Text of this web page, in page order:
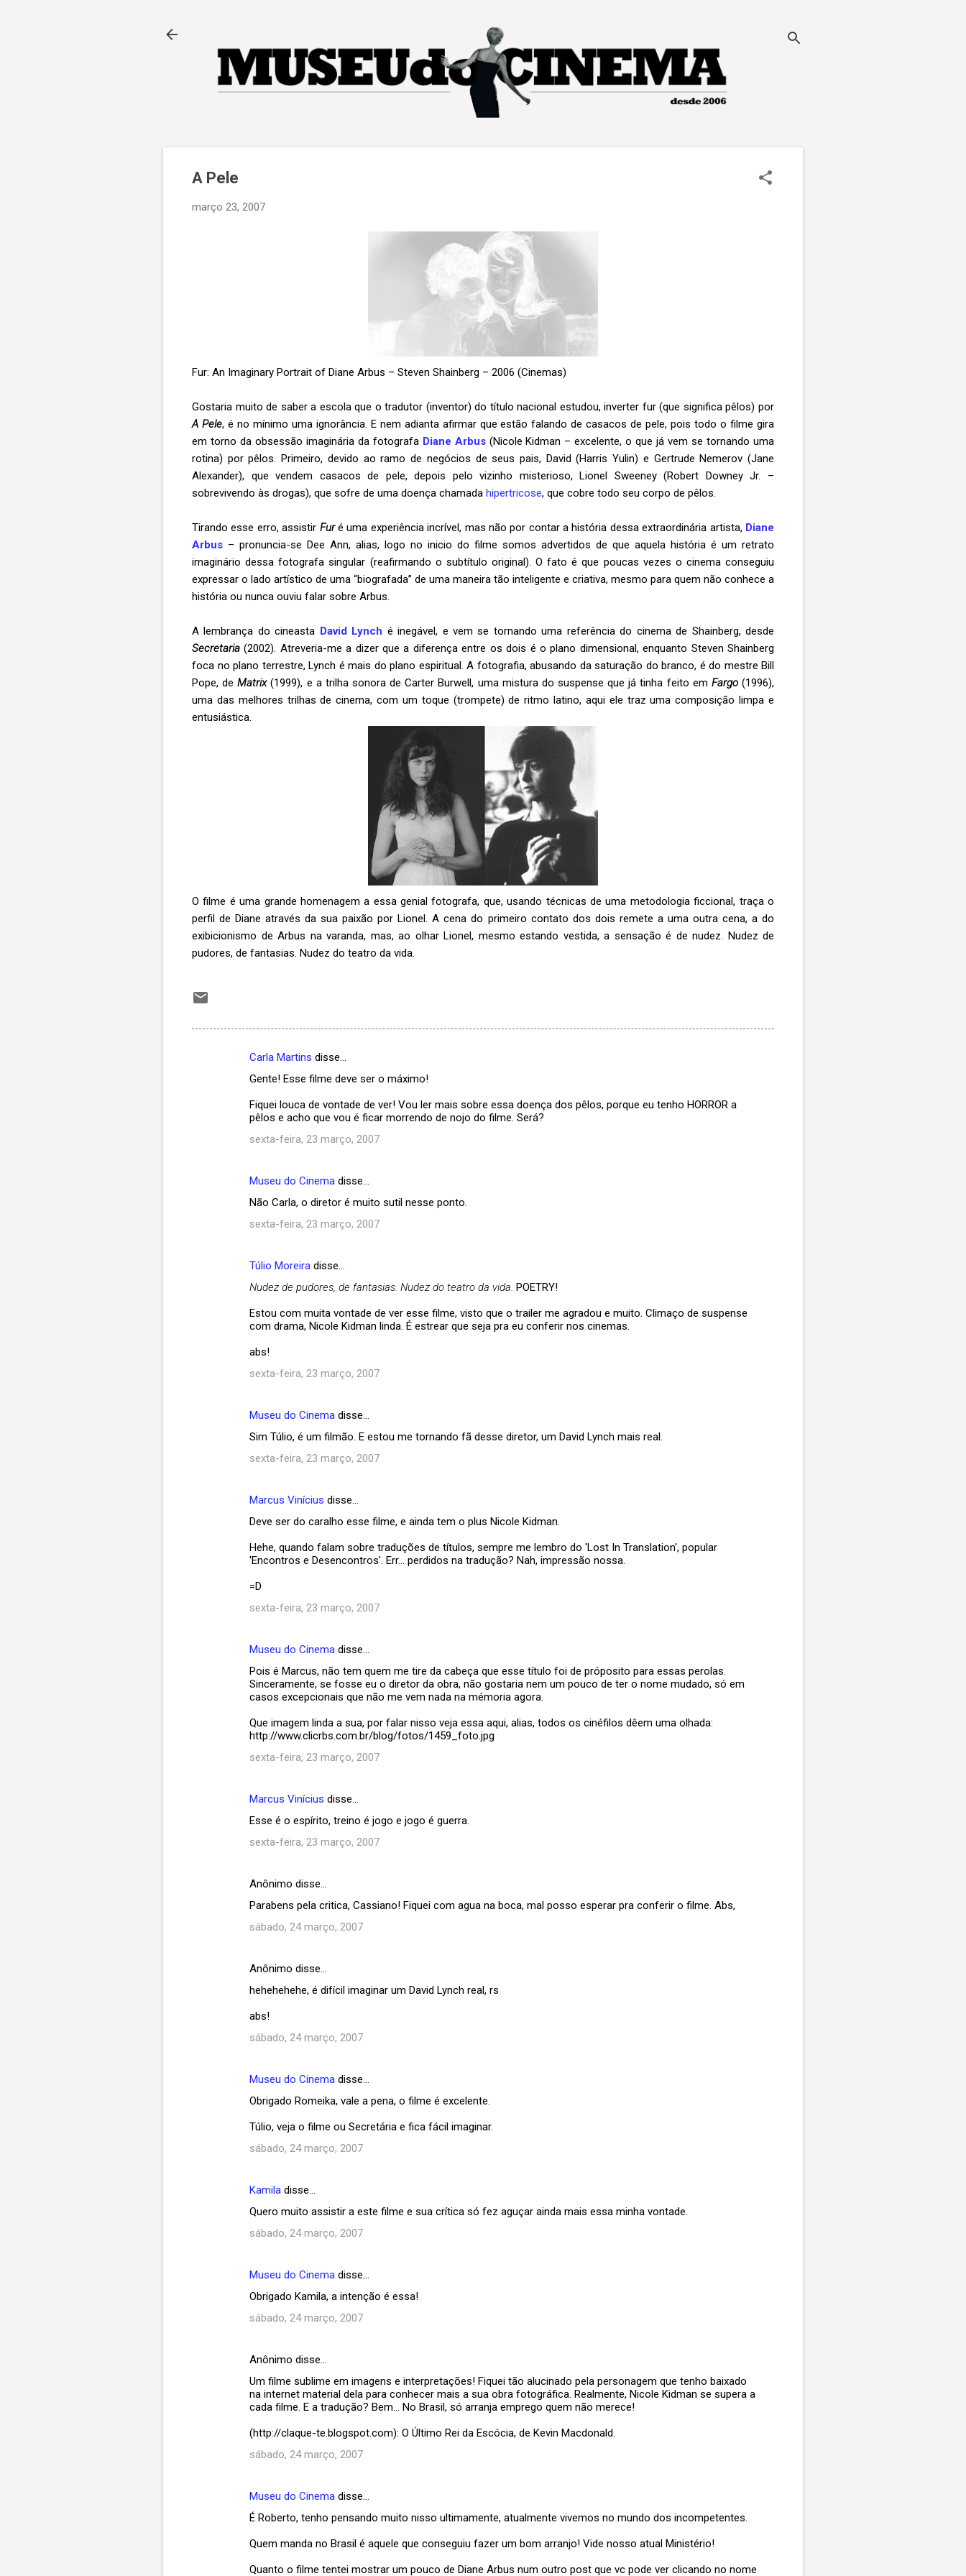
A Pele
março 23, 2007
Fur: An Imaginary Portrait of Diane Arbus – Steven Shainberg – 2006 (Cinemas)
Gostaria muito de saber a escola que o tradutor (inventor) do título nacional estudou, inverter fur (que significa pêlos) por
A Pele, é no mínimo uma ignorância. E nem adianta afirmar que estão falando de casacos de pele, pois todo o filme gira
em torno da obsessão imaginária da fotografa Diane Arbus(Nicole Kidman – excelente, o que já vem se tornando uma
rotina) por pêlos. Primeiro, devido ao ramo de negócios de seus pais, David (Harris Yulin) e Gertrude Nemerov (Jane
Alexander), que vendem casacos de pele, depois pelo vizinho misterioso, Lionel Sweeney (Robert Downey Jr. –
sobrevivendo às drogas), que sofre de uma doença chamada hipertricose, que cobre todo seu corpo de pêlos.
Tirando esse erro, assistir Furé uma experiência incrível, mas não por contar a história dessa extraordinária artista, Diane
Arbus – pronuncia-se Dee Ann, alias, logo no inicio do filme somos advertidos de que aquela história é um retrato
imaginário dessa fotografa singular (reafirmando o subtítulo original). O fato é que poucas vezes o cinema conseguiu
expressar o lado artístico de uma “biografada” de uma maneira tão inteligente e criativa, mesmo para quem não conhece a
história ou nunca ouviu falar sobre Arbus.
A lembrança do cineasta David Lynch é inegável, e vem se tornando uma referência do cinema de Shainberg, desde
Secretaria (2002). Atreveria-me a dizer que a diferença entre os dois é o plano dimensional, enquanto Steven Shainberg
foca no plano terrestre, Lynch é mais do plano espiritual. A fotografia, abusando da saturação do branco, é do mestre Bill
Pope, deMatrix(1999), e a trilha sonora de Carter Burwell, uma mistura do suspense que já tinha feito em Fargo(1996),
uma das melhores trilhas de cinema, com um toque (trompete) de ritmo latino, aqui ele traz uma composição limpa e
entusiástica.
O filme é uma grande homenagem a essa genial fotografa, que, usando técnicas de uma metodologia ficcional, traça o
perfil de Diane através da sua paixão por Lionel. A cena do primeiro contato dos dois remete a uma outra cena, a do
exibicionismo de Arbus na varanda, mas, ao olhar Lionel, mesmo estando vestida, a sensação é de nudez. Nudez de
pudores, de fantasias. Nudez do teatro da vida.
Carla Martins disse…
Gente! Esse filme deve ser o máximo!
Fiquei louca de vontade de ver! Vou ler mais sobre essa doença dos pêlos, porque eu tenho HORROR a
pêlos e acho que vou é ficar morrendo de nojo do filme. Será?
sexta-feira, 23 março, 2007
Museu do Cinema disse…
Não Carla, o diretor é muito sutil nesse ponto.
sexta-feira, 23 março, 2007
Túlio Moreira disse…
Nudez de pudores, de fantasias. Nudez do teatro da vida. POETRY!
Estou com muita vontade de ver esse filme, visto que o trailer me agradou e muito. Climaço de suspense
com drama, Nicole Kidman linda. É estrear que seja pra eu conferir nos cinemas.
abs!
sexta-feira, 23 março, 2007
Museu do Cinema disse…
Sim Túlio, é um filmão. E estou me tornando fã desse diretor, um David Lynch mais real.
sexta-feira, 23 março, 2007
Marcus Vinícius disse…
Deve ser do caralho esse filme, e ainda tem o plus Nicole Kidman.
Hehe, quando falam sobre traduções de títulos, sempre me lembro do 'Lost In Translation', popular
'Encontros e Desencontros'. Err... perdidos na tradução? Nah, impressão nossa.
=D
sexta-feira, 23 março, 2007
Museu do Cinema disse…
Pois é Marcus, não tem quem me tire da cabeça que esse título foi de próposito para essas perolas.
Sinceramente, se fosse eu o diretor da obra, não gostaria nem um pouco de ter o nome mudado, só em
casos excepcionais que não me vem nada na mémoria agora.
Que imagem linda a sua, por falar nisso veja essa aqui, alias, todos os cinéfilos dêem uma olhada:
http://www.clicrbs.com.br/blog/fotos/1459_foto.jpg
sexta-feira, 23 março, 2007
Marcus Vinícius disse…
Esse é o espírito, treino é jogo e jogo é guerra.
sexta-feira, 23 março, 2007
Anônimo disse…
Parabens pela critica, Cassiano! Fiquei com agua na boca, mal posso esperar pra conferir o filme. Abs,
sábado, 24 março, 2007
Anônimo disse…
hehehehehe, é difícil imaginar um David Lynch real, rs
abs!
sábado, 24 março, 2007
Museu do Cinema disse…
Obrigado Romeika, vale a pena, o filme é excelente.
Túlio, veja o filme ou Secretária e fica fácil imaginar.
sábado, 24 março, 2007
Kamila disse…
Quero muito assistir a este filme e sua crítica só fez aguçar ainda mais essa minha vontade.
sábado, 24 março, 2007
Museu do Cinema disse…
Obrigado Kamila, a intenção é essa!
sábado, 24 março, 2007
Anônimo disse…
Um filme sublime em imagens e interpretações! Fiquei tão alucinado pela personagem que tenho baixado
na internet material dela para conhecer mais a sua obra fotográfica. Realmente, Nicole Kidman se supera a
cada filme. E a tradução? Bem... No Brasil, só arranja emprego quem não merece!
(http://claque-te.blogspot.com): O Último Rei da Escócia, de Kevin Macdonald.
sábado, 24 março, 2007
Museu do Cinema disse…
É Roberto, tenho pensando muito nisso ultimamente, atualmente vivemos no mundo dos incompetentes.
Quem manda no Brasil é aquele que conseguiu fazer um bom arranjo! Vide nosso atual Ministério!
Quanto o filme tentei mostrar um pouco de Diane Arbus num outro post que vc pode ver clicando no nome